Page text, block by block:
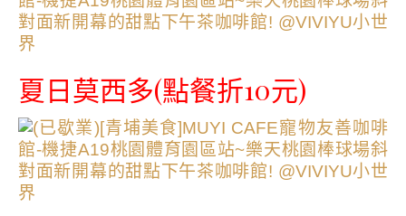
夏日莫西多(點餐折10元)